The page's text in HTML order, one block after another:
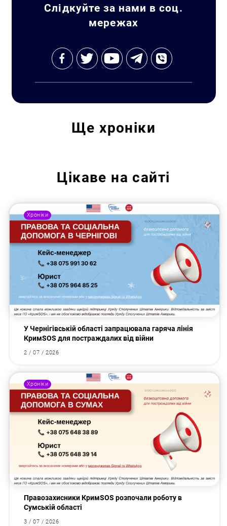
Слідкуйте за нами в соц.
мережах
Щехроніки
Цікаве на сайті
Хроніки
У Чернігівській області запрацювала гаряча лінія
КримSOS для постраждалих від війни
2 / 07 / 2026
Хроніки
Правозахисники КримSOS розпочали роботу в
Сумській області
3 / 07 / 2026